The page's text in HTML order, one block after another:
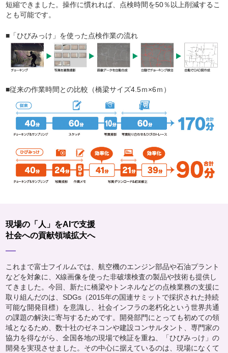
短縮できました。操作に慣れれば、点検時間を50％以上削減するこ
とも可能です。
■「ひびみっけ」を使った点検作業の流れ
■従来の作業時間との比較（橋梁サイズ4.5ｍ×6ｍ）
現場の「人」をAIで支援
社会への貢献領域拡大へ
これまで富士フイルムでは、航空機のエンジン部品や石油プラント
などを対象に、X線画像を使った非破壊検査の製品や技術も提供し
てきました。今回、新たに橋梁やトンネルなどの点検業務の支援に
取り組んだのは、SDGs（2015年の国連サミットで採択された持続
可能な開発目標）を意識し、社会インフラの老朽化という世界共通
の課題の解決に寄与するためです。開発部門にとっても初めての領
域となるため、数十社のゼネコンや建設コンサルタント、専門家の
協力を得ながら、全国各地の現場で検証を重ね、「ひびみっけ」の
開発を実現させました。その中心に据えているのは、現場になくて